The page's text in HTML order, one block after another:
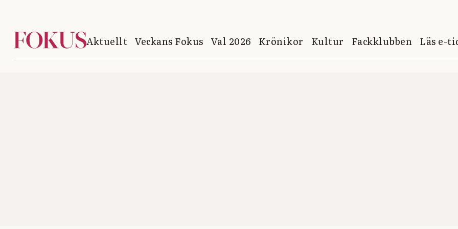
Aktuellt Veckans Fokus Val 2026 Krönikor Kultur Fackklubben Läs e-